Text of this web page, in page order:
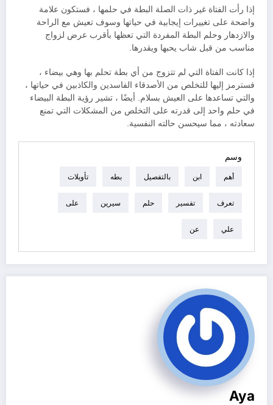
إذا رأت الفتاة غير ذات الصلة البطة في حلمها ، فستكون علامة
واضحة على تغييرات إيجابية في حياتها وسوف تعيش مع الراحة
والازدهار وحلم البطة المفردة التي تعظها بأقرب عرض لزواج
مناسب من قبل شاب يحبها ويقدرها.
إذا كانت الفتاة التي لم تتزوج من أي بطة تحلم بها وهي بيضاء ،
فسترمز إليها للتخلص من الأصدقاء الفاسدين والكاذبين في حياتها ،
والتي تساعدها على العيش بسلام. أيضًا ، تشير رؤية البطة البيضاء
في حلم واحد إلى قدرته على التخلص من المشكلات التي تمنع
سعادته ، مما سيحسن حالته النفسية.
وسم
أهم ابن بالتفصيل بطه تأويلات
تعرف تفسير حلم سيرين على
علي عن
Aya